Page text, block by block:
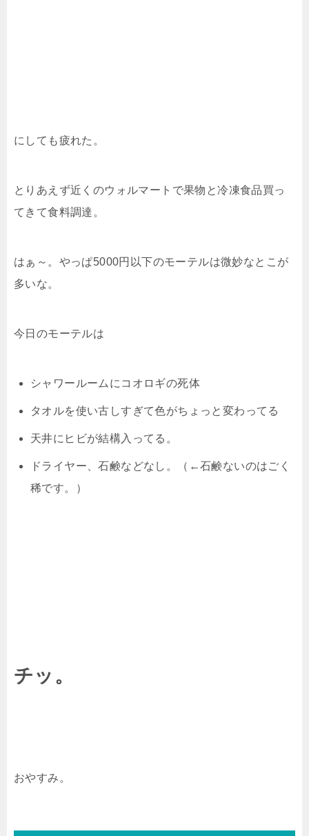
にしても疲れた。
とりあえず近くのウォルマートで果物と冷凍食品買っ
てきて食料調達。
はぁ～。やっぱ5000円以下のモーテルは微妙なとこが
多いな。
今日のモーテルは
シャワールームにコオロギの死体
タオルを使い古しすぎて色がちょっと変わってる
天井にヒビが結構入ってる。
ドライヤー、石鹸などなし。（←石鹸ないのはごく
稀です。）
チッ。
おやすみ。